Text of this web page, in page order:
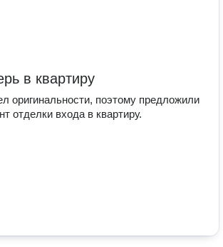
в квартиру
оригинальности, поэтому предложили
отделки входа в квартиру.